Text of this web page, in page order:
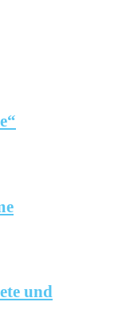
und